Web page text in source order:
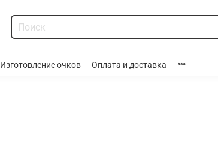
Изготовление очков Оплата и доставка